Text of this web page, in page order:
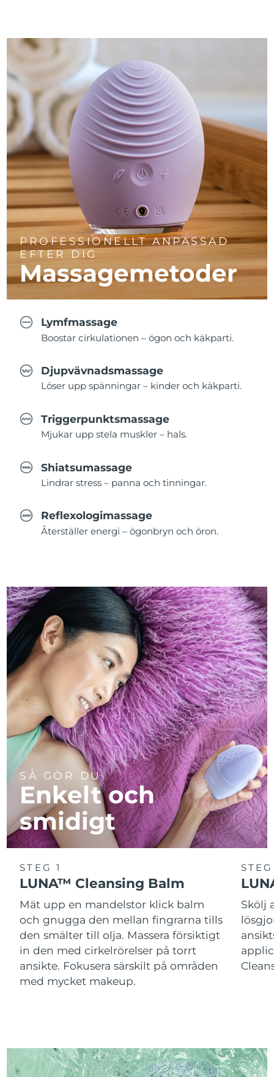
PROFESSIONELLT ANPASSAD
EFTER DIG
Massagemetoder
Lymfmassage
Boostar cirkulationen – ögon och käkparti.
Djupvävnadsmassage
Löser upp spänningar – kinder och käkparti.
Triggerpunktsmassage
Mjukar upp stela muskler – hals.
Shiatsumassage
Lindrar stress – panna och tinningar.
Reflexologimassage
Återställer energi – ögonbryn och öron.
SÅ GÖR DU
Enkelt och
smidigt
STEG 1
LUNA™ Cleansing Balm
Mät upp en mandelstor klick balm
och gnugga den mellan fingrarna tills
den smälter till olja. Massera försiktigt
in den med cirkelrörelser på torrt
ansikte. Fokusera särskilt på områden
med mycket makeup.
Skölj